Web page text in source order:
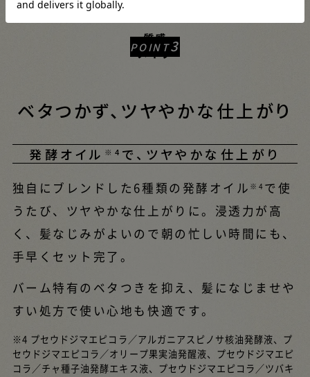
POINT3
質感
メイク
ベタつかず、ツヤやかな仕上がり
発酵オイル ※4 で、ツヤやかな仕上がり
独自にブレンドした6種類の発酵オイル ※4 で使
うたび、ツヤやかな仕上がりに。浸透力が高
く、髪なじみがよいので朝の忙しい時間にも、
手早くセット完了。
バーム特有のベタつきを抑え、髪になじませや
すい処方で使い心地も快適です。
※4 プセウドジマエピコラ／アルガニアスピノサ核油発酵液、プ
セウドジマエピコラ／オリープ果実油発醒液、プセウドジマエピ
コラ／チャ種子油発酵エキス液、プセウドジマエピコラ／ツバキ